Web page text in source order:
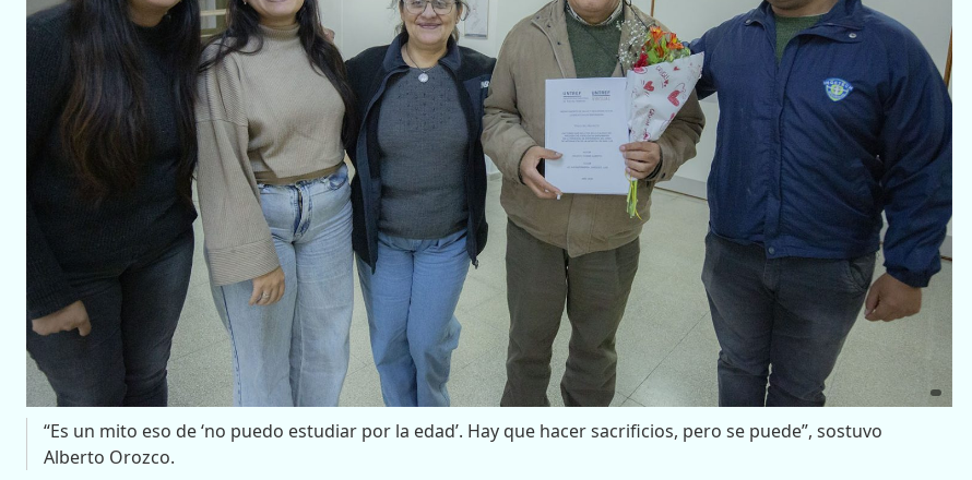
“Es un mito eso de ‘no puedo estudiar por la edad’. Hay que hacer sacrificios, pero se puede”, sostuvo
Alberto Orozco.